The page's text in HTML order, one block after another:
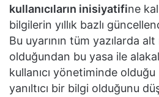
kullanıcıların inisiyatifine
bilgilerin yıllık bazlı
Bu uyarının tüm yazılarda
olduğundan bu yasa ile
kullanıcı yönetiminde
yanıltıcı bir bilgi olduğunu